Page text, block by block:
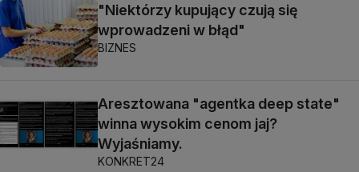
"Niektórzy kupujący czują się
wprowadzeni w błąd"
BIZNES
Aresztowana "agentka deep state"
winna wysokim cenom jaj?
Wyjaśniamy.
KONKRET24